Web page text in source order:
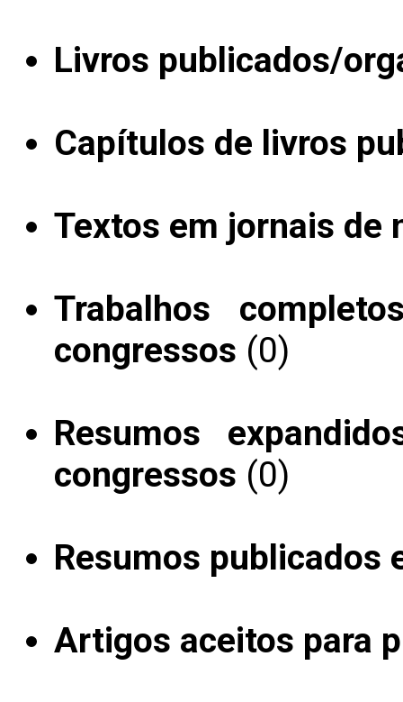
Livros publicados/
Capítulos de livros
Textos em jornais
Trabalhos
congressos (0)
Resumos
congressos (0)
Resumos publicados
Artigos aceitos para